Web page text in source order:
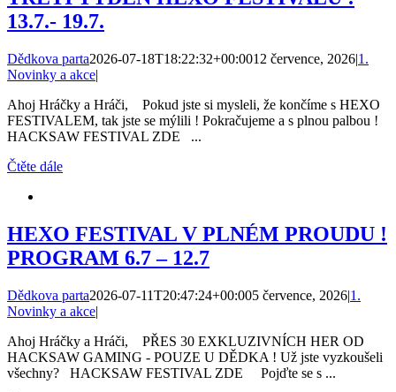
13.7.- 19.7.
Dědkova parta2026-07-18T18:22:32+00:0012 července, 2026|1.
Novinky a akce|
Ahoj Hráčky a Hráči, Pokud jste si mysleli, že končíme s HEXO
FESTIVALEM, tak jste se mýlili ! Pokračujeme a s plnou palbou !
HACKSAW FESTIVAL ZDE ...
Čtěte dále
HEXO FESTIVAL V PLNÉM PROUDU !
PROGRAM 6.7 – 12.7
Dědkova parta2026-07-11T20:47:24+00:005 července, 2026|1.
Novinky a akce|
Ahoj Hráčky a Hráči, PŘES 30 EXKLUZIVNÍCH HER OD
HACKSAW GAMING - POUZE U DĚDKA ! Už jste vyzkoušeli
všechny? HACKSAW FESTIVAL ZDE Pojďte se s ...